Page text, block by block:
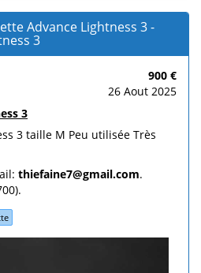
Advance Lightness 3 -
3
900 €
26 Aout 2025
3
3 taille M Peu utilisée Très
thiefaine7@gmail.com.